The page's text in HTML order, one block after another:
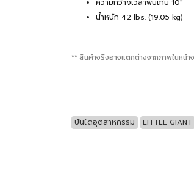
ความกว้างเวลาพับเก็บ 10"
น้ำหนัก 42 lbs. (19.05 kg)
** สินค้าจริงอาจแตกต่างจากภาพในหน้
บันไดอุตสาหกรรม LITTLE GIANT